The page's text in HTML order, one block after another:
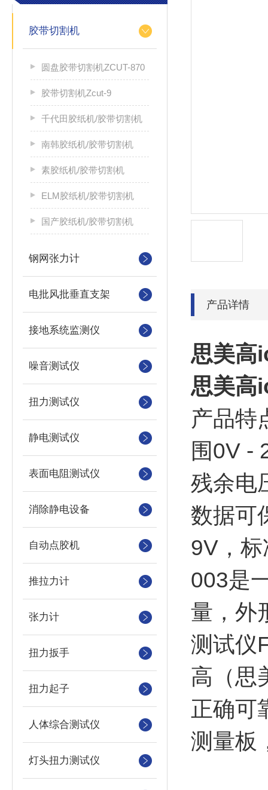
胶带切割机
圆盘胶带切割机ZCUT-870
胶带切割机Zcut-9
千代田胶纸机/胶带切割机
南韩胶纸机/胶带切割机
素胶纸机/胶带切割机
ELM胶纸机/胶带切割机
国产胶纸机/胶带切割机
钢网张力计
电批风批垂直支架
接地系统监测仪
噪音测试仪
扭力测试仪
静电测试仪
表面电阻测试仪
消除静电设备
自动点胶机
推拉力计
张力计
扭力扳手
扭力起子
人体综合测试仪
灯头扭力测试仪
产品详情
思美高
思美高
产品特
围0V -
残余电
数据可
9V，
003是
量，外
测试仪
高（思
正确可
测量板